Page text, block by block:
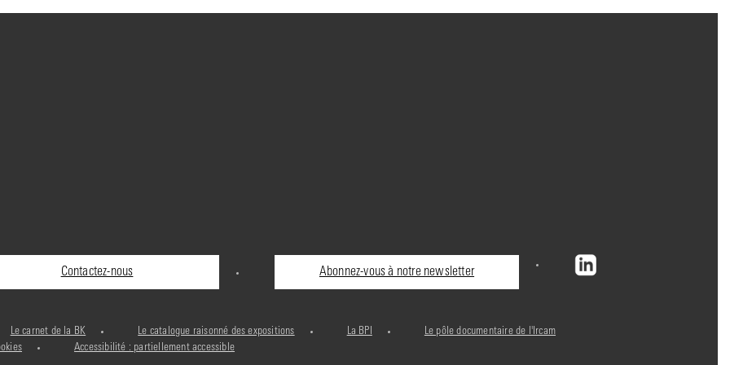
Contactez-nous Abonnez-vous à notre newsletter
Le carnet de la BK Le catalogue raisonné des expositions La BPI
Le pôle documentaire de l'Ircam
Accessibilité : partiellement accessible